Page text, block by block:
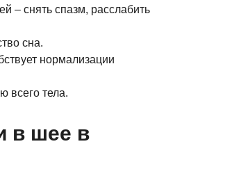
– снять спазм, расслабить
сна.
нормализации
всего тела.
в шее в